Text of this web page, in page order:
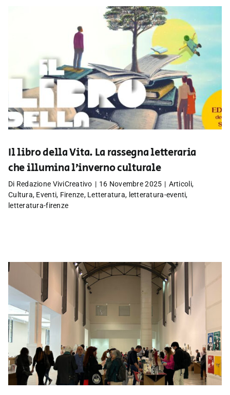
Il libro della Vita. La rassegna letteraria
che illumina l’inverno culturale
Di Redazione ViviCreativo | 16 Novembre 2025 | Articoli,
Cultura, Eventi, Firenze, Letteratura, letteratura-eventi,
letteratura-firenze